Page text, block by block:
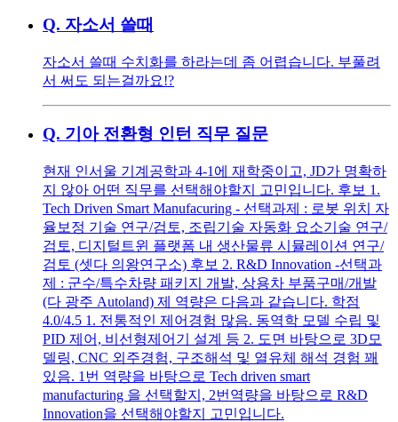
Q. 자소서 쓸때
자소서 쓸때 수치화를 하라는데 좀 어렵습니다. 부풀려
서 써도 되는걸까요!?
Q. 기아 전환형 인턴 직무 질문
현재 인서울 기계공학과 4-1에 재학중이고, JD가 명확하
지 않아 어떤 직무를 선택해야할지 고민입니다. 후보 1.
Tech Driven Smart Manufacuring - 선택과제 : 로봇 위치 자
율보정 기술 연구/검토, 조립기술 자동화 요소기술 연구/
검토, 디지털트윈 플랫폼 내 생산물류 시뮬레이션 연구/
검토 (셋다 의왕연구소) 후보 2. R&D Innovation -선택과
제 : 군수/특수차량 패키지 개발, 상용차 부품구매/개발
(다 광주 Autoland) 제 역량은 다음과 같습니다. 학점
4.0/4.5 1. 전통적인 제어경험 많음. 동역학 모델 수립 및
PID 제어, 비선형제어기 설계 등 2. 도면 바탕으로 3D모
델링, CNC 외주경험, 구조해석 및 열유체 해석 경험 꽤
있음. 1번 역량을 바탕으로 Tech driven smart
manufacturing 을 선택할지, 2번역량을 바탕으로 R&D
Innovation을 선택해야할지 고민입니다.